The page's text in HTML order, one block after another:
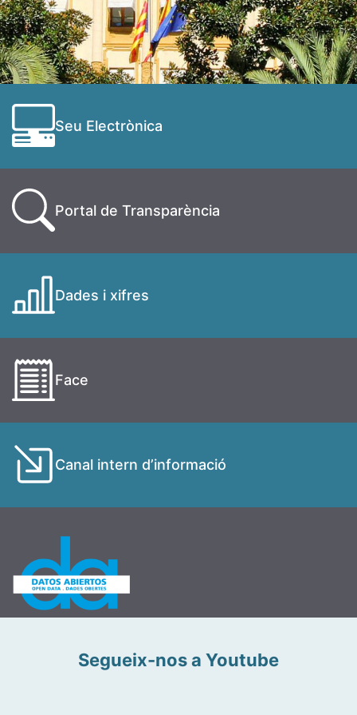
Seu Electrònica
Portal de Transparència
Dades i xifres
Face
Canal intern d’informació
Segueix-nos a Youtube